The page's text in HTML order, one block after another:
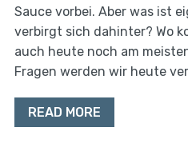
Sauce vorbei. Aber was ist
verbirgt sich dahinter? Wo
auch heute noch am
Fragen werden wir heute
READ MORE